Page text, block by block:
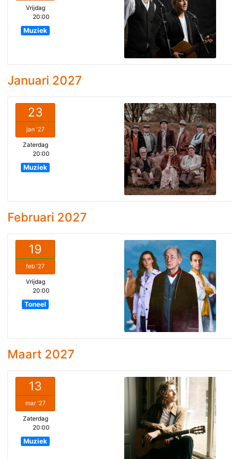
Vrijdag
20:00
Muziek
Januari 2027
23
jan '27
Zaterdag
20:00
Muziek
Februari 2027
19
feb '27
Vrijdag
20:00
Toneel
Maart 2027
13
mar '27
Zaterdag
20:00
Muziek